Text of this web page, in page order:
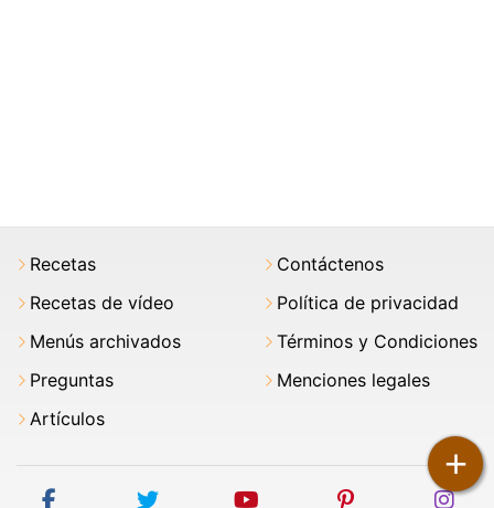
+
Recetas
Recetas de vídeo
Menús archivados
Preguntas
Artículos
Contáctenos
Política de privacidad
Términos y Condiciones
Menciones legales
facebook twitter youtube pinterest